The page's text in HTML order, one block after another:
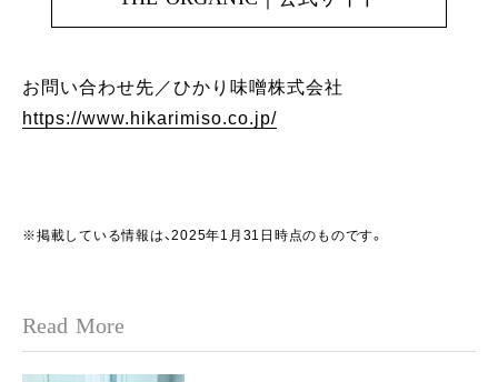
お問い合わせ先／ひかり味噌󠄀株式会社
https://www.hikarimiso.co.jp/
※掲載している情報は、2025年1月31日時点のものです。
Read More